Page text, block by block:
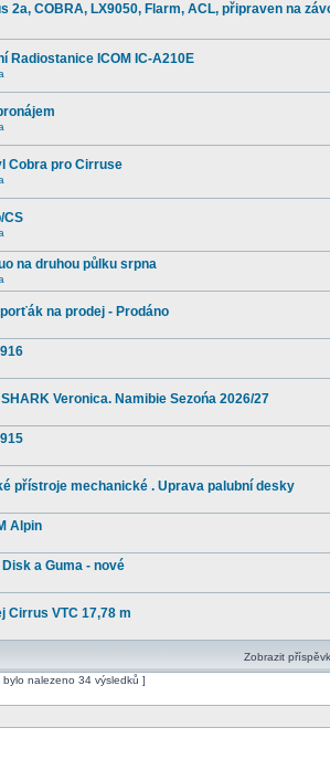
2a, COBRA, LX9050, Flarm, ACL, připraven na
Radiostanice ICOM IC-A210E
Cobra pro Cirruse
CS
na druhou půlku srpna
na prodej - Prodáno
SHARK Veronica. Namibie Sezońa 2026/27
přístroje mechanické . Uprava palubní desky
Alpin
a Guma - nové
Cirrus VTC 17,78 m
Zobrazit
nalezeno 34 výsledků ]